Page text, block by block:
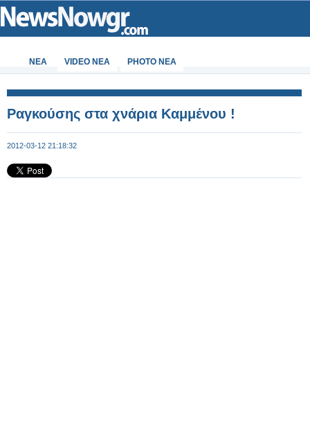
ΝΕΑ VIDEO NEA PHOTO NEA
Ραγκούσης στα χνάρια Καμμένου !
2012-03-12 21:18:32